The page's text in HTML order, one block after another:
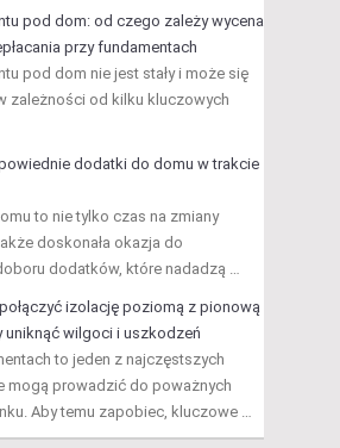
pod dom: od czego zależy wycena
przy fundamentach
pod dom nie jest stały i może się
zależności od kilku kluczowych
dodatki do domu w trakcie
to nie tylko czas na zmiany
doskonała okazja do
dodatków, które nadadzą …
izolację poziomą z pionową
uniknąć wilgoci i uszkodzeń
to jeden z najczęstszych
mogą prowadzić do poważnych
Aby temu zapobiec, kluczowe …